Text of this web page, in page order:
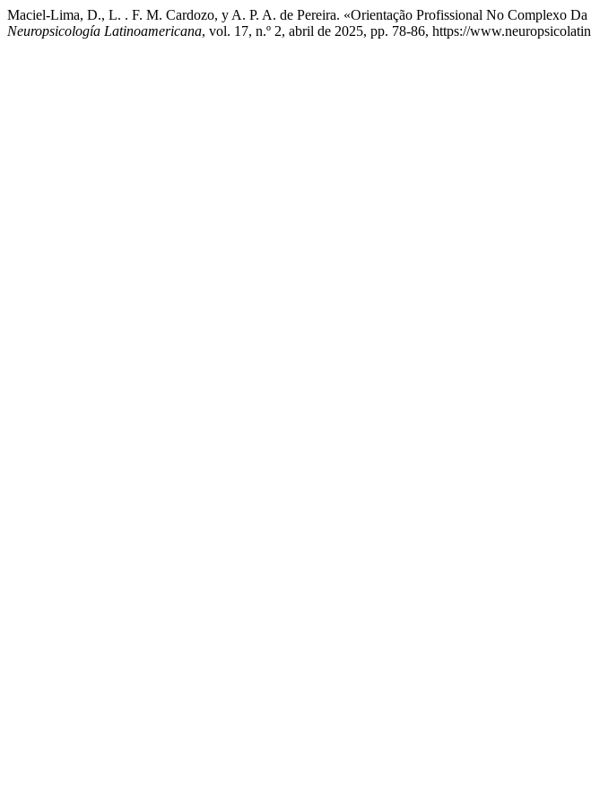
Maciel-Lima, D., L. . F. M. Cardozo, y A. P. A. de Pereira. «Orientação Profissional No Complexo
Neuropsicología Latinoamericana, vol. 17, n.º 2, abril de 2025, pp. 78-86, https://